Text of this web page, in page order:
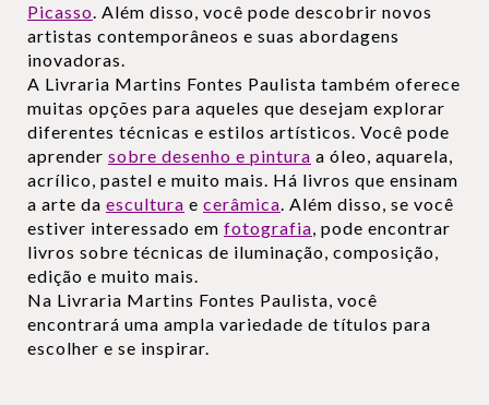
Picasso. Além disso, você pode descobrir novos
artistas contemporâneos e suas abordagens
inovadoras.
A Livraria Martins Fontes Paulista também oferece
muitas opções para aqueles que desejam explorar
diferentes técnicas e estilos artísticos. Você pode
aprender sobre desenho e pintura a óleo, aquarela,
acrílico, pastel e muito mais. Há livros que ensinam
a arte da escultura e cerâmica. Além disso, se você
estiver interessado em fotografia, pode encontrar
livros sobre técnicas de iluminação, composição,
edição e muito mais.
Na Livraria Martins Fontes Paulista, você
encontrará uma ampla variedade de títulos para
escolher e se inspirar.